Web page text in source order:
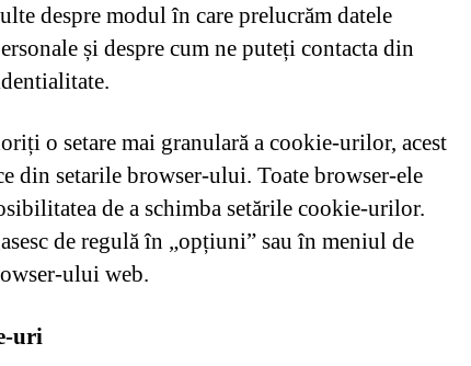
despre modul în care prelucrăm datele
și despre cum ne puteți contacta din
o setare mai granulară a cookie-urilor, acest
din setarile browser-ului. Toate browser-ele
de a schimba setările cookie-urilor.
de regulă în „opțiuni” sau în meniul de
ului web.
uri